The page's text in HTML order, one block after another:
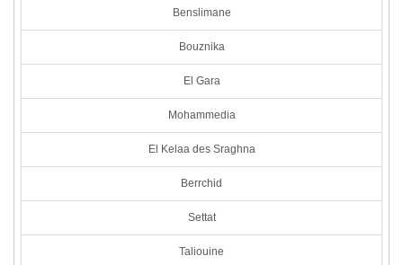
Benslimane
Bouznika
El Gara
Mohammedia
El Kelaa des Sraghna
Berrchid
Settat
Taliouine